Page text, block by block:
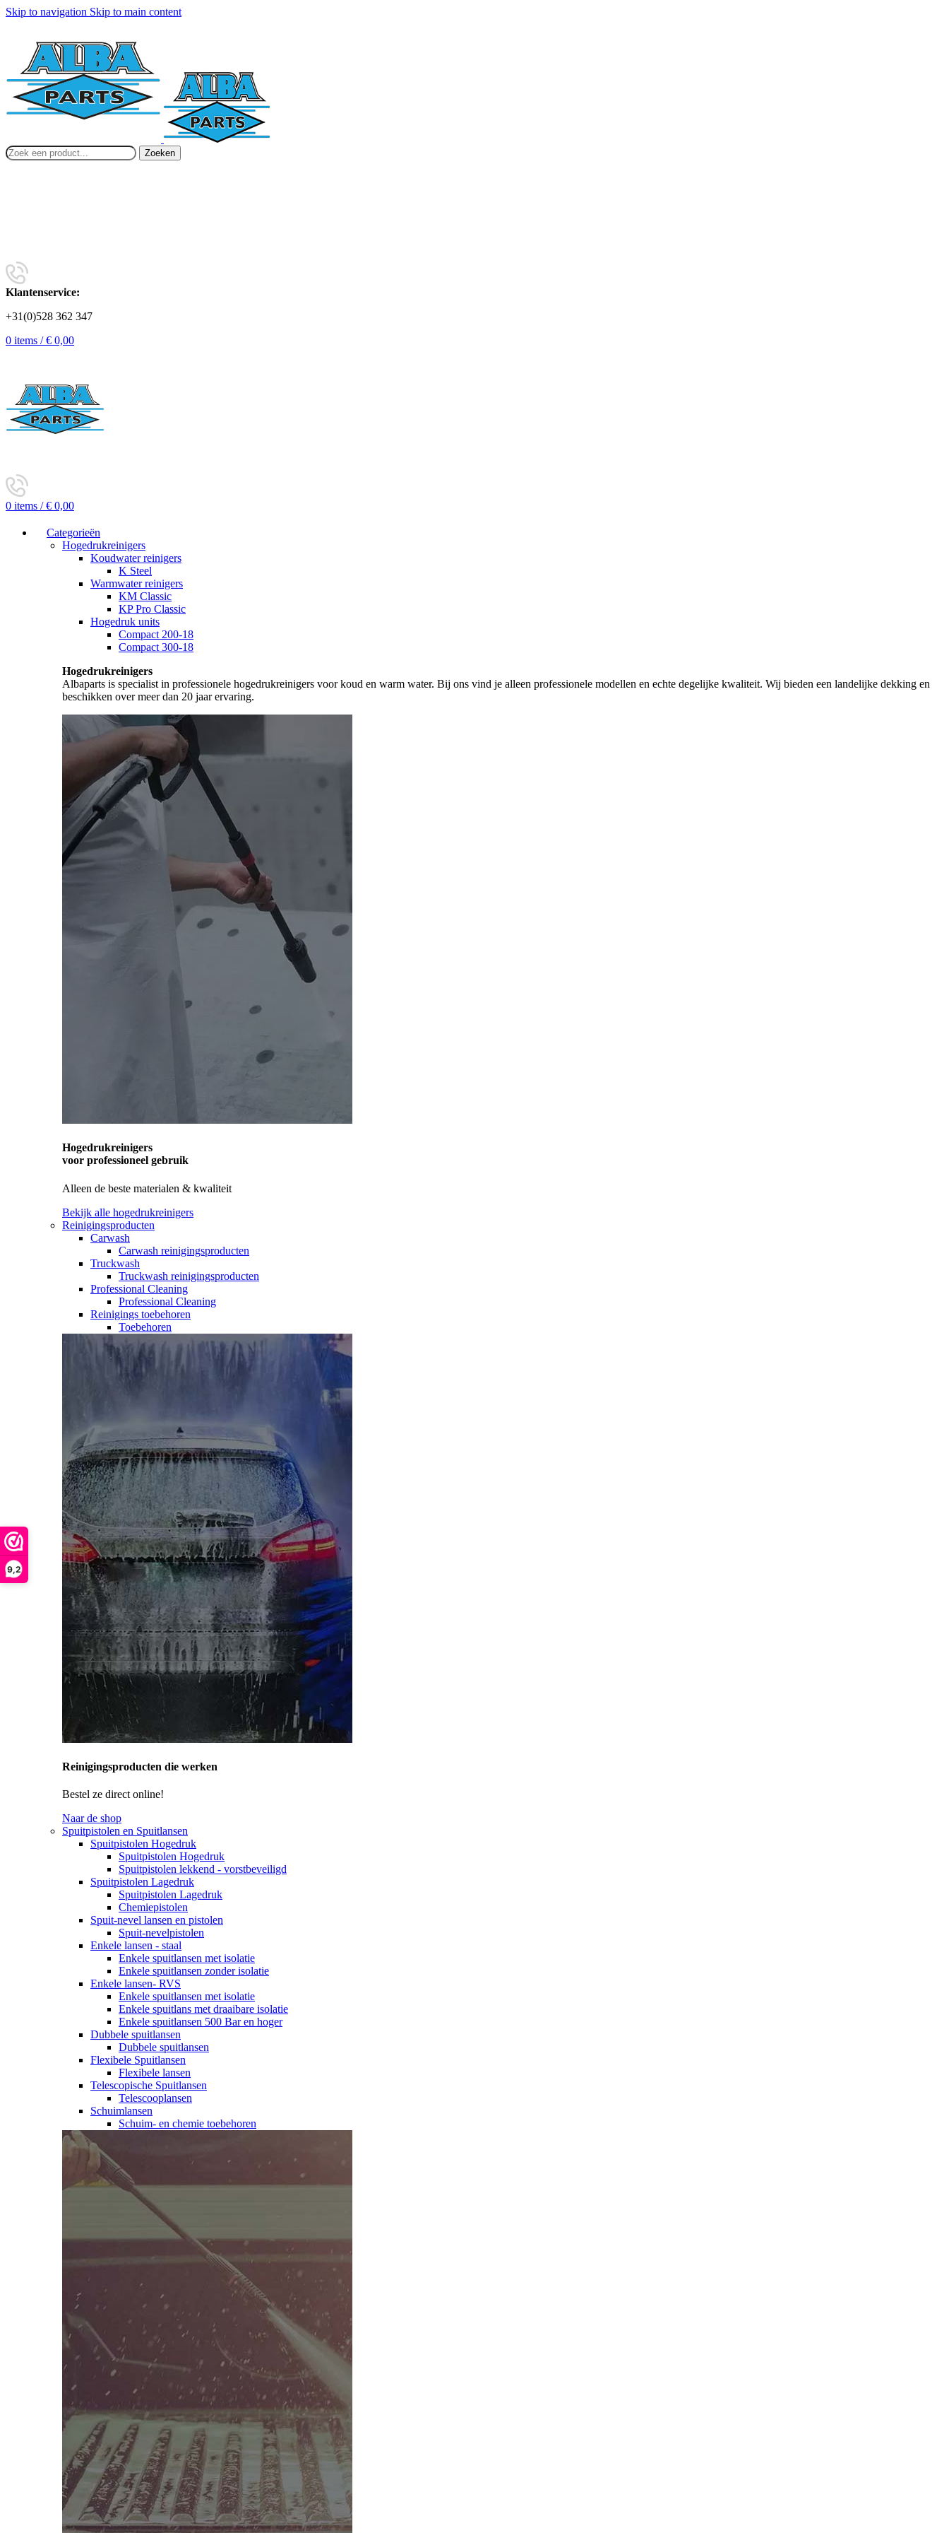
9,2
Skip to navigation Skip to main content
Zoeken
Klantenservice:
+31(0)528 362 347
0 items / € 0,00
0 items / € 0,00
Categorieën
Hogedrukreinigers
Koudwater reinigers
K Steel
Warmwater reinigers
KM Classic
KP Pro Classic
Hogedruk units
Compact 200-18
Compact 300-18
Hogedrukreinigers
Albaparts is specialist in professionele hogedrukreinigers voor koud en warm water. Bij ons vind je alleen professionele modellen en echte degelijke kwaliteit. Wij bieden een landelijke dekking en
beschikken over meer dan 20 jaar ervaring.
Hogedrukreinigers
voor professioneel gebruik
Alleen de beste materialen & kwaliteit
Bekijk alle hogedrukreinigers
Reinigingsproducten
Carwash
Carwash reinigingsproducten
Truckwash
Truckwash reinigingsproducten
Professional Cleaning
Professional Cleaning
Reinigings toebehoren
Toebehoren
Reinigingsproducten die werken
Bestel ze direct online!
Naar de shop
Spuitpistolen en Spuitlansen
Spuitpistolen Hogedruk
Spuitpistolen Hogedruk
Spuitpistolen lekkend - vorstbeveiligd
Spuitpistolen Lagedruk
Spuitpistolen Lagedruk
Chemiepistolen
Spuit-nevel lansen en pistolen
Spuit-nevelpistolen
Enkele lansen - staal
Enkele spuitlansen met isolatie
Enkele spuitlansen zonder isolatie
Enkele lansen- RVS
Enkele spuitlansen met isolatie
Enkele spuitlans met draaibare isolatie
Enkele spuitlansen 500 Bar en hoger
Dubbele spuitlansen
Dubbele spuitlansen
Flexibele Spuitlansen
Flexibele lansen
Telescopische Spuitlansen
Telescooplansen
Schuimlansen
Schuim- en chemie toebehoren